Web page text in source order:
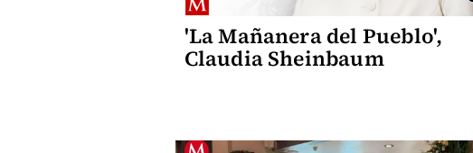
'La Mañanera del Pueblo',
Claudia Sheinbaum